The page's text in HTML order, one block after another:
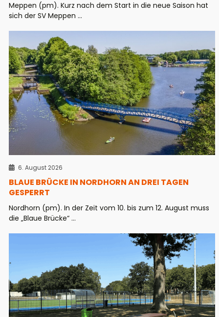
Meppen (pm). Kurz nach dem Start in die neue Saison hat
sich der SV Meppen ...
6. August 2026
BLAUE BRÜCKE IN NORDHORN AN DREI TAGEN
GESPERRT
Nordhorn (pm). In der Zeit vom 10. bis zum 12. August muss
die „Blaue Brücke“ ...